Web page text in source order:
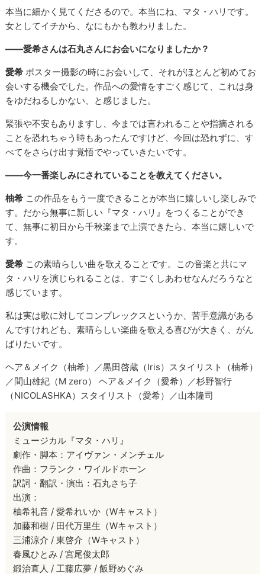
本当に細かく見てくださるので。本当にね、マタ・ハリです。
女としてイチから、なにもかも教わりました。
――愛希さんは石丸さんにお会いになりましたか？
愛希 ポスター撮影の時にお会いして、それがほとんど初めてお
会いする機会でした。作品への愛情をすごく感じて、これは身
をゆだねるしかない、と感じました。
緊張や不安もありますし、今までは言われることや指摘される
ことを恐れちゃう時もあったんですけど、今回は恐れずに、す
べてをさらけ出す覚悟でやっていきたいです。
――今一番楽しみにされていることを教えてください。
柚希 この作品をもう一度できることが本当に嬉しいし楽しみで
す。だから無事に新しい『マタ・ハリ』をつくることができ
て、無事に初日から千秋楽まで上演できたら、本当に嬉しいで
す。
愛希 この素晴らしい曲を歌えることです。この音楽と共にマ
タ・ハリを演じられることは、すごくしあわせなんだろうなと
感じています。
私は実は歌に対してコンプレックスというか、苦手意識がある
んですけれども、素晴らしい楽曲を歌える喜びが大きく、がん
ばりたいです。
ヘア＆メイク（柚希）／黒田啓蔵（Iris）スタイリスト（柚希）
／間山雄紀（M zero） ヘア＆メイク（愛希）／杉野智行
（NICOLASHKA）スタイリスト（愛希）／山本隆司
公演情報
ミュージカル『マタ・ハリ』
劇作・脚本：アイヴァン・メンチェル
作曲：フランク・ワイルドホーン
訳詞・翻訳・演出：石丸さち子
出演：
柚希礼音 / 愛希れいか（Wキャスト）
加藤和樹 / 田代万里生（Wキャスト）
三浦涼介 / 東啓介（Wキャスト）
春風ひとみ / 宮尾俊太郎
鍛治直人 / 工藤広夢 / 飯野めぐみ